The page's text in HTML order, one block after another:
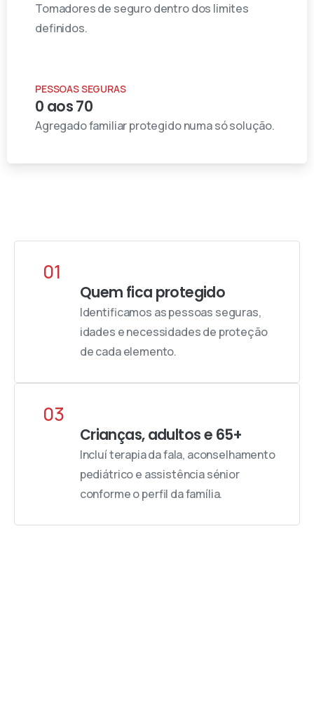
Tomadores de seguro dentro dos limites
definidos.
PESSOAS SEGURAS
0 aos 70
Agregado familiar protegido numa só solução.
01
Quem fica protegido
Identificamos as pessoas seguras,
idades e necessidades de proteção
de cada elemento.
03
Crianças, adultos e 65+
Incluí terapia da fala, aconselhamento
pediátrico e assistência sénior
conforme o perfil da família.